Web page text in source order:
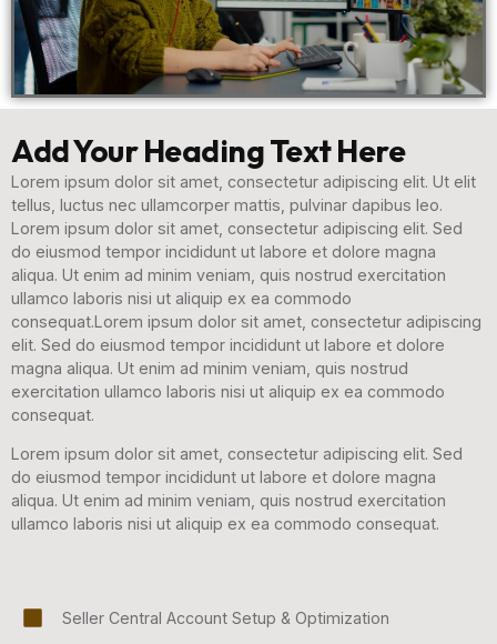
Add Your Heading Text Here
Lorem ipsum dolor sit amet, consectetur adipiscing elit. Ut elit
tellus, luctus nec ullamcorper mattis, pulvinar dapibus leo.
Lorem ipsum dolor sit amet, consectetur adipiscing elit. Sed
do eiusmod tempor incididunt ut labore et dolore magna
aliqua. Ut enim ad minim veniam, quis nostrud exercitation
ullamco laboris nisi ut aliquip ex ea commodo
consequat.Lorem ipsum dolor sit amet, consectetur adipiscing
elit. Sed do eiusmod tempor incididunt ut labore et dolore
magna aliqua. Ut enim ad minim veniam, quis nostrud
exercitation ullamco laboris nisi ut aliquip ex ea commodo
consequat.
Lorem ipsum dolor sit amet, consectetur adipiscing elit. Sed
do eiusmod tempor incididunt ut labore et dolore magna
aliqua. Ut enim ad minim veniam, quis nostrud exercitation
ullamco laboris nisi ut aliquip ex ea commodo consequat.
Seller Central Account Setup & Optimization